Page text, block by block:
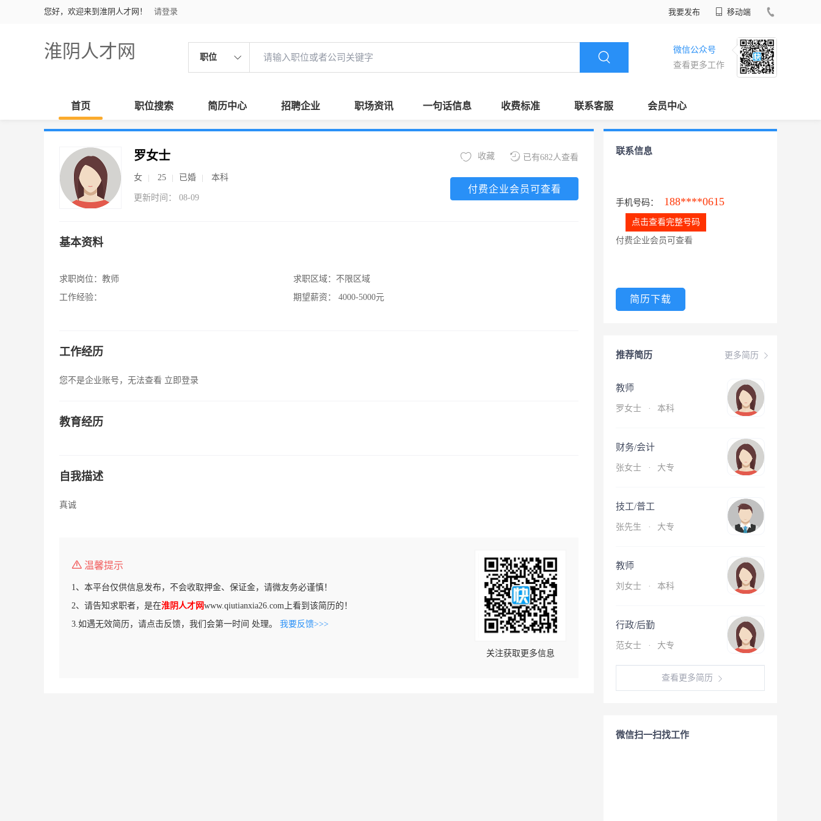
您好，欢迎来到淮阴人才网！ 请登录 我要发布 移动端
淮阴人才网 职位
微信公众号
查看更多工作
首页 职位搜索 简历中心 招聘企业 职场资讯 一句话信息 收费标准 联系客服 会员中心
罗女士
女 25 已婚 本科
更新时间： 08-09
已有682人查看
收藏
付费企业会员可查看
基本资料
求职岗位： 教师
工作经验：
求职区域： 不限区域
期望薪资：
4000-5000元
工作经历
您不是企业账号，无法查看 立即登录
教育经历
自我描述
真诚
温馨提示
1、本平台仅供信息发布，不会收取押金、保证金，请微友务必谨慎！
2、请告知求职者，是在淮阴人才网www.qiutianxia26.com上看到该简历的！
3.如遇无效简历，请点击反馈，我们会第一时间 处理。 我要反馈>>>
关注获取更多信息
联系信息
手机号码： 188****0615
点击查看完整号码
付费企业会员可查看
简历下载
更多简历
推荐简历
教师
罗女士 · 本科
财务/会计
张女士 · 大专
技工/普工
张先生 · 大专
教师
刘女士 · 本科
行政/后勤
范女士 · 大专
查看更多简历
微信扫一扫找工作